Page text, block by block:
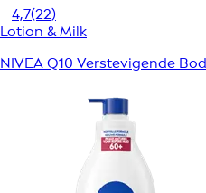
4,7(22)
Lotion & Milk
NIVEA Q10 Verstevigende